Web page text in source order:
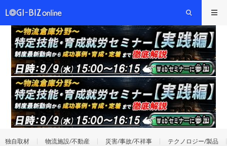
独自取材 物流施設/不動産 災害/事故/不祥事 テクノロジー/製品